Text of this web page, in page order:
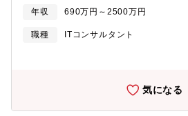
サポート履歴のレコメンドによる問い合
報通信）・新規事業アイデア創出システ
られる仕組みづくりを支援します。【お
置、育成、組織設計をバラバラに扱わず
リオとしてとらえ直す変革に携わること
想～実装まで一気通貫で関われるABeam
す。クライアントの成長戦略実現をグロ
「パートナー」として、クライアントと
築し価値共創を進める原動力となるべく
の進化に対応した継続的なオペレーショ
しています。【入社後のアサイン想定プ
海外拠点支援に加えて、アジア発の強み
件も数多くあります■スクラッチ開発の
年収 690万円～2500万円
職種
ITコンサルタント
気になる